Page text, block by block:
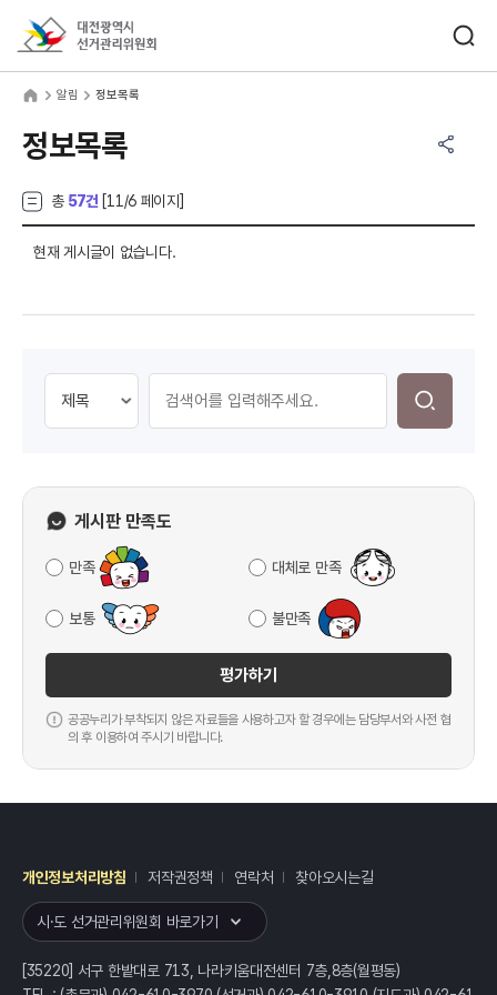
알림 정보목록
정보목록
총 57건 [11 /6 페이지]
현재 게시글이 없습니다.
게시판 만족도
만족 대체로 만족
보통 불만족
평가하기
공공누리가 부착되지 않은 자료들을 사용하고자 할 경우에는 담당부서와 사전 협
의 후 이용하여 주시기 바랍니다.
개인정보처리방침 저작권정책 연락처 찾아오시는길
시·도 선거관리위원회 바로가기
[35220] 서구 한밭대로 713, 나라키움대전센터 7층,8층(월평동)